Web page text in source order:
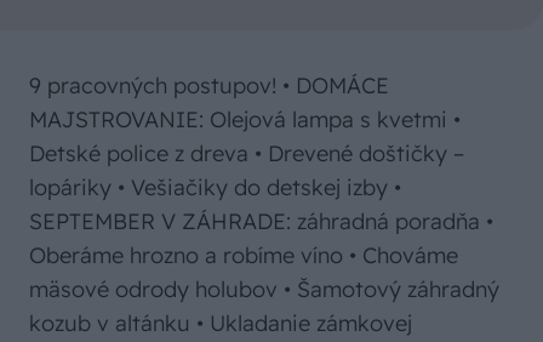
9 pracovných postupov! • DOMÁCE
MAJSTROVANIE: Olejová lampa s kvetmi •
Detské police z dreva • Drevené doštičky –
lopáriky • Vešiačiky do detskej izby •
SEPTEMBER V ZÁHRADE: záhradná poradňa •
Oberáme hrozno a robíme víno • Chováme
mäsové odrody holubov • Šamotový záhradný
kozub v altánku • Ukladanie zámkovej